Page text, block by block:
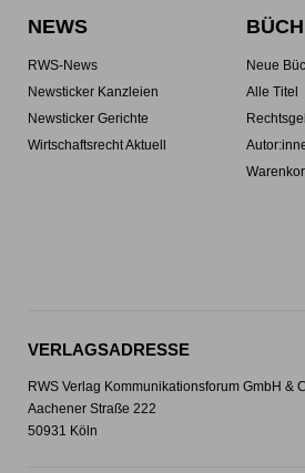
NEWS
RWS-News
Newsticker Kanzleien
Newsticker Gerichte
Wirtschaftsrecht Aktuell
Neue
Alle Titel
VERLAGSADRESSE
RWS Verlag Kommunikationsforum GmbH &
Aachener Straße 222
50931 Köln